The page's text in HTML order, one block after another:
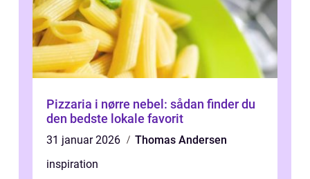
Pizzaria i nørre nebel: sådan finder du
den bedste lokale favorit
31 januar 2026
Thomas Andersen
inspiration